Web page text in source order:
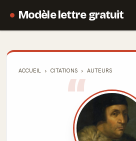
Modèle lettre gratuit
ACCUEIL CITATIONS AUTEURS